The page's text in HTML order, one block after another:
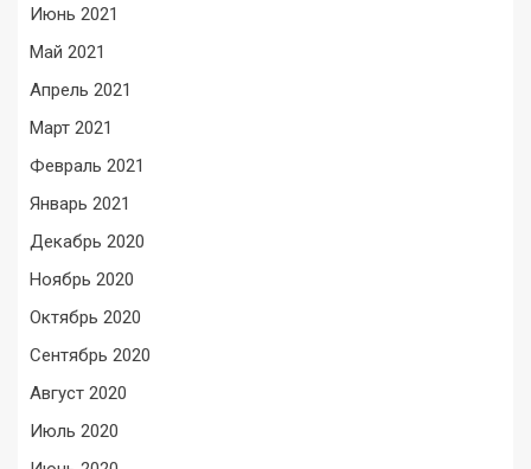
Июнь 2021
Май 2021
Апрель 2021
Март 2021
Февраль 2021
Январь 2021
Декабрь 2020
Ноябрь 2020
Октябрь 2020
Сентябрь 2020
Август 2020
Июль 2020